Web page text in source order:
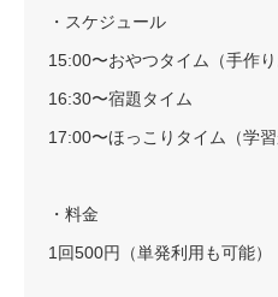
・スケジュール
15:00〜おやつタイム（手作り
16:30〜宿題タイム
17:00〜ほっこりタイム（学
・料金
1回500円（単発利用も可能）